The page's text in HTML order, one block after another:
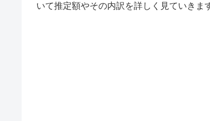
いて推定額やその内訳を詳しく見ていきま